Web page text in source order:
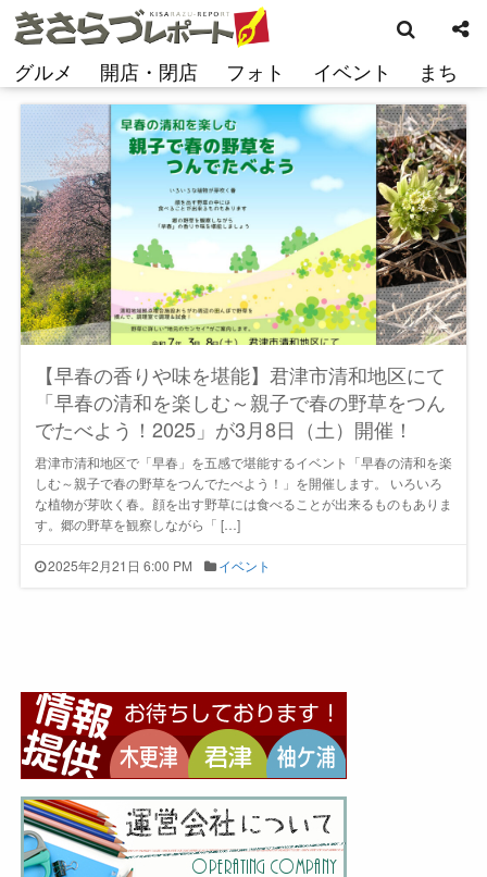
コ
ン
ン
グルメ 開店・閉店 フォト イベント まち
索
【早春の香りや味を堪能】君津市清和地区にて
「早春の清和を楽しむ～親子で春の野草をつん
でたべよう！2025」が3月8日（土）開催！
君津市清和地区で「早春」を五感で堪能するイベント「早春の清和を楽
しむ～親子で春の野草をつんでたべよう！」を開催します。 いろいろ
な植物が芽吹く春。顔を出す野草には食べることが出来るものもありま
す。郷の野草を観察しながら「 […]
2025年2月21日 6:00 PM イベント